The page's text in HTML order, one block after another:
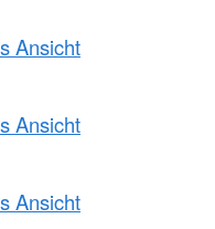
Ansicht
Ansicht
Ansicht